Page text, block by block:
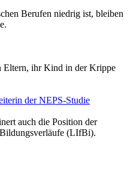
Berufen niedrig ist, bleiben
Eltern, ihr Kind in der Krippe
der NEPS-Studie
auch die Position der
(LIfBi).